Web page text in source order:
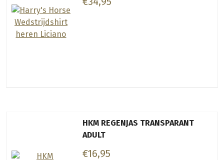
HKM REGENJAS TRANSPARANT
ADULT
€16,95